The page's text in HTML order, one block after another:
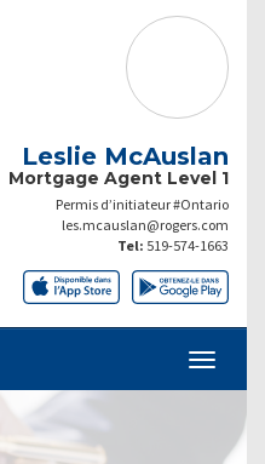
Leslie McAuslan
Mortgage Agent Level 1
Permis d’initiateur #Ontario
les.mcauslan@rogers.com
Tel: 519-574-1663